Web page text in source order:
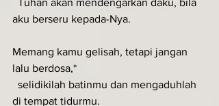
aku berseru kepada-Nya.
Memang kamu gelisah, tetapi jangan
lalu berdosa,*
di tempat tidurmu.